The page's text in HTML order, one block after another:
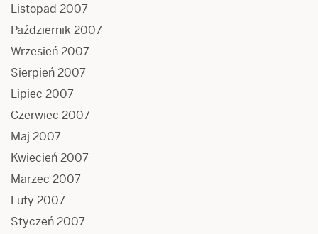
Listopad 2007
Październik 2007
Wrzesień 2007
Sierpień 2007
Lipiec 2007
Czerwiec 2007
Maj 2007
Kwiecień 2007
Marzec 2007
Luty 2007
Styczeń 2007